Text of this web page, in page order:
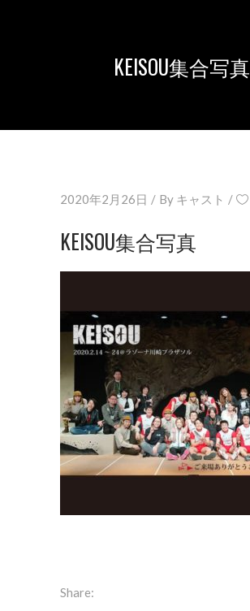
KEISOU集合写真
2020年2月26日 By キャスト
KEISOU集合写真
Share: